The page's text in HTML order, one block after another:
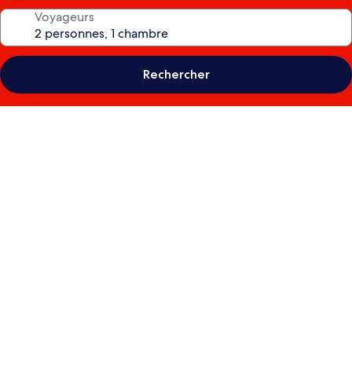
Voyageurs
Rechercher